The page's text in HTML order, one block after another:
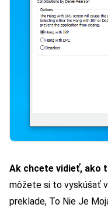
Ak chcete vidieť, ako
môžete si to vyskúšať
preklade, To Nie Je